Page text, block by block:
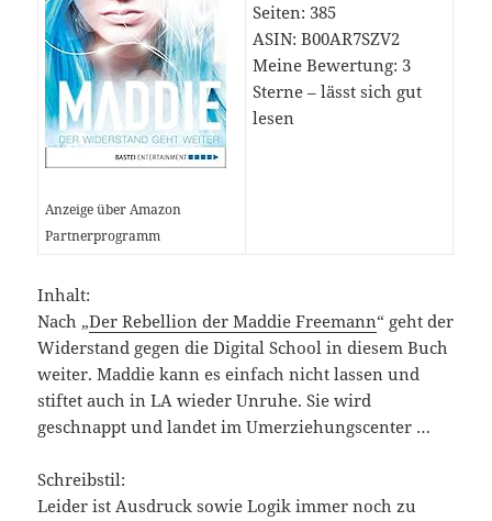
Anzeige über Amazon
Partnerprogramm
Seiten: 385
ASIN:B00AR7SZV2
Meine Bewertung: 3
Sterne – lässt sich gut
lesen
Inhalt:
Nach „Der Rebellion der Maddie Freemann“ geht der
Widerstand gegen die Digital School in diesem Buch
weiter. Maddie kann es einfach nicht lassen und
stiftet auch in LA wieder Unruhe. Sie wird
geschnappt und landet im Umerziehungscenter …
Schreibstil:
Leider ist Ausdruck sowie Logik immer noch zu